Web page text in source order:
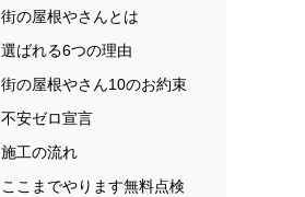
街の屋根やさんとは
選ばれる6つの理由
街の屋根やさん10のお約束
不安ゼロ宣言
施工の流れ
ここまでやります無料点検